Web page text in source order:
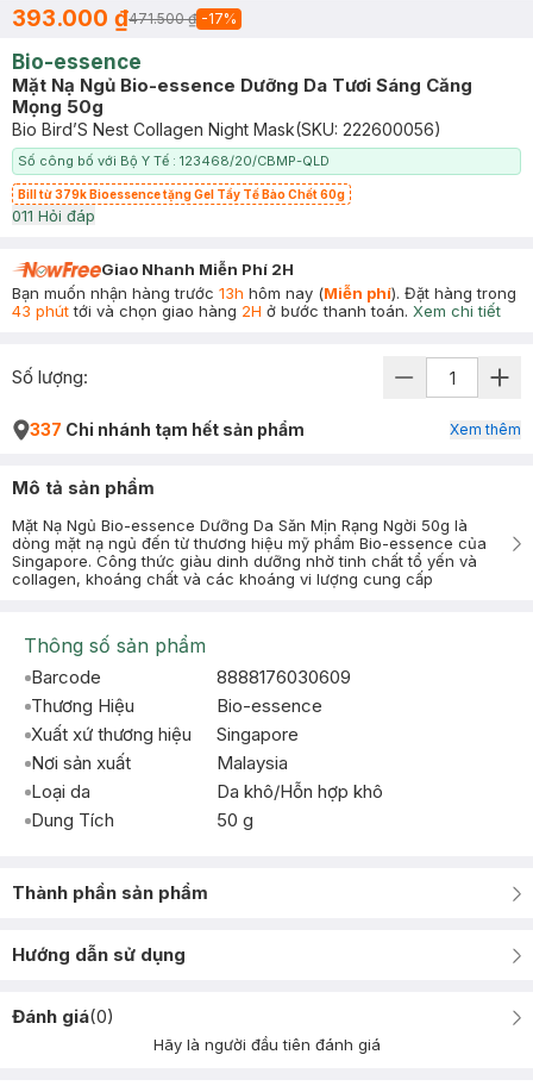
393.000 ₫471.500 ₫ -17%
Bio-essence
Mặt Nạ Ngủ Bio-essence Dưỡng Da Tươi Sáng Căng
Mọng 50g
Bio Bird’S Nest Collagen Night Mask(SKU: 222600056)
Số công bố với Bộ Y Tế : 123468/20/CBMP-QLD
Bill từ 379k Bioessence tặng Gel Tẩy Tế Bào Chết 60g
011 Hỏi đáp
Giao Nhanh Miễn Phí 2H
Bạn muốn nhận hàng trước 13h hôm nay (Miễn phí). Đặt hàng trong
43 phúttới và chọn giao hàng 2H ở bước thanh toán. Xem chi tiết
Số lượng:
337 Chi nhánh tạm hết sản phẩm Xem thêm
Mô tả sản phẩm
Mặt Nạ Ngủ Bio-essence Dưỡng Da Săn Mịn Rạng Ngời 50g là
dòng mặt nạ ngủ đến từ thương hiệu mỹ phẩm Bio-essence của
Singapore. Công thức giàu dinh dưỡng nhờ tinh chất tổ yến và
collagen, khoáng chất và các khoáng vi lượng cung cấp
Thông số sản phẩm
Barcode
8888176030609
Thương Hiệu
Bio-essence
Xuất xứ thương hiệu
Singapore
Nơi sản xuất
Malaysia
Loại da
Da khô/Hỗn hợp khô
Dung Tích
50 g
Thành phần sản phẩm
Hướng dẫn sử dụng
Đánh giá(0)
Hãy là người đầu tiên đánh giá